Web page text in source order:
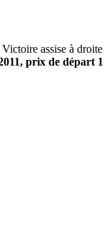
assise à droite
prix de départ